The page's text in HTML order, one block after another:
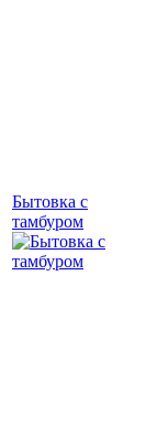
Бытовка с
тамбуром